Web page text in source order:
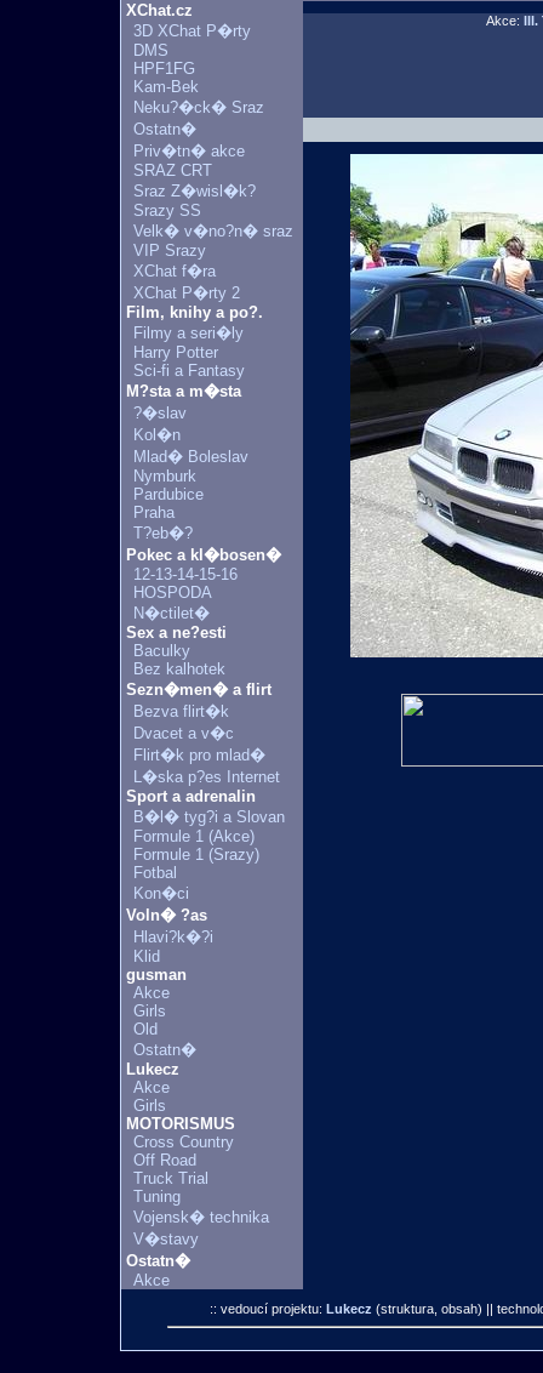
XChat.cz
3D XChat P�rty
DMS
HPF1FG
Kam-Bek
Neku?�ck� Sraz
Ostatn�
Priv�tn� akce
SRAZ CRT
Sraz Z�wisl�k?
Srazy SS
Velk� v�no?n� sraz
VIP Srazy
XChat f�ra
XChat P�rty 2
Film, knihy a po?.
Filmy a seri�ly
Harry Potter
Sci-fi a Fantasy
M?sta a m�sta
?�slav
Kol�n
Mlad� Boleslav
Nymburk
Pardubice
Praha
T?eb�?
Pokec a kl�bosen�
12-13-14-15-16
HOSPODA
N�ctilet�
Sex a ne?esti
Baculky
Bez kalhotek
Sezn�men� a flirt
Bezva flirt�k
Dvacet a v�c
Flirt�k pro mlad�
L�ska p?es Internet
Sport a adrenalin
B�l� tyg?i a Slovan
Formule 1 (Akce)
Formule 1 (Srazy)
Fotbal
Kon�ci
Voln� ?as
Hlavi?k�?i
Klid
gusman
Akce
Girls
Old
Ostatn�
Lukecz
Akce
Girls
MOTORISMUS
Cross Country
Off Road
Truck Trial
Tuning
Vojensk� technika
V�stavy
Ostatn�
Akce
Akce: III.
:: vedoucí projektu: Lukecz (struktura, obsah) ||